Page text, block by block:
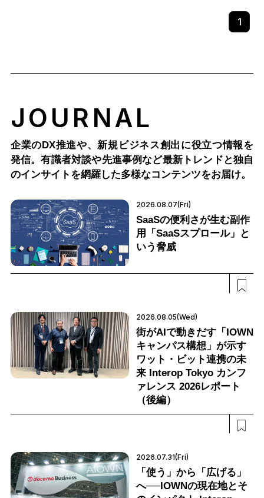
1
JOURNAL
企業のDX推進や、新規ビジネス創出に役立つ情報を
発信。有識者対談や先進事例など最新トレンドと独自
のインサイトを網羅した多様なコンテンツをお届け。
2026.08.07(Fri)
SaaSの便利さが生む副作
用「SaaSスプロール」と
いう脅威
2026.08.05(Wed)
街がAIで動きだす「IOWN
キャンパス構想」が示す
ワット・ビット連携の未
来 Interop Tokyo カンフ
ァレンス 2026レポート
（後編）
2026.07.31(Fri)
「使う」から「広げる」
へ──IOWNの現在地とそ